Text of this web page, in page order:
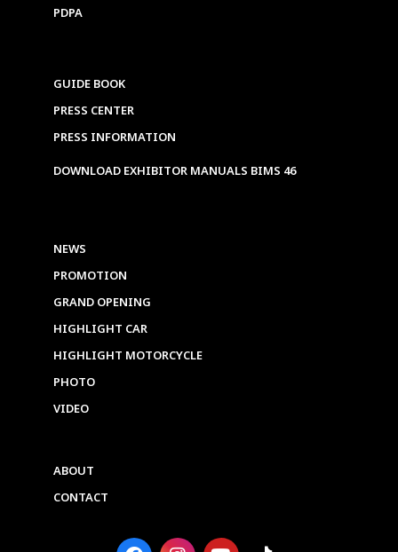
PDPA
GUIDE BOOK
PRESS CENTER
PRESS INFORMATION
DOWNLOAD EXHIBITOR MANUALS BIMS 46
NEWS
PROMOTION
GRAND OPENING
HIGHLIGHT CAR
HIGHLIGHT MOTORCYCLE
PHOTO
VIDEO
ABOUT
CONTACT
F I Y T